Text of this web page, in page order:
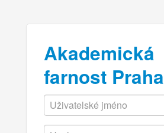
Akademická
farnost Praha